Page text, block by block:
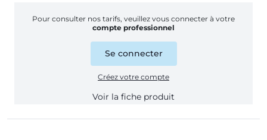
Pour consulter nos tarifs, veuillez vous connecter à votre
compte professionnel
Se connecter
Créez votre compte
Voir la fiche produit